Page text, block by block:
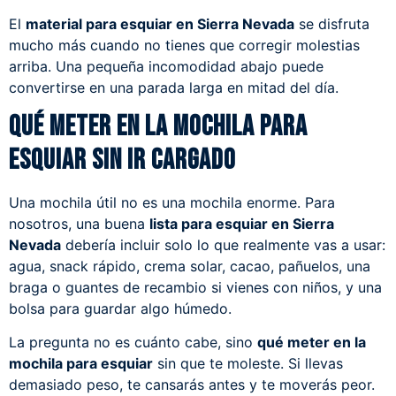
El material para esquiar en Sierra Nevada se disfruta
mucho más cuando no tienes que corregir molestias
arriba. Una pequeña incomodidad abajo puede
convertirse en una parada larga en mitad del día.
Qué meter en la mochila para
esquiar sin ir cargado
Una mochila útil no es una mochila enorme. Para
nosotros, una buena lista para esquiar en Sierra
Nevada debería incluir solo lo que realmente vas a usar:
agua, snack rápido, crema solar, cacao, pañuelos, una
braga o guantes de recambio si vienes con niños, y una
bolsa para guardar algo húmedo.
La pregunta no es cuánto cabe, sino qué meter en la
mochila para esquiar sin que te moleste. Si llevas
demasiado peso, te cansarás antes y te moverás peor.